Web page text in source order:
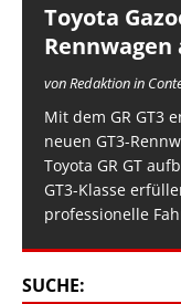
Toyota
Rennwagen
von Redaktion in
Mit dem GR GT3
neuen GT3-
Toyota GR GT
GT3-Klasse
professionelle
SUCHE: